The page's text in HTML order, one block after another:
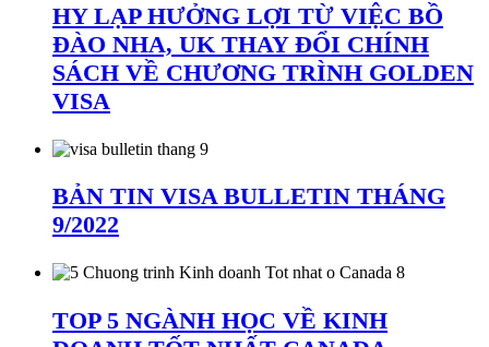
HY LẠP HƯỞNG LỢI TỪ VIỆC BỒ
ĐÀO NHA, UK THAY ĐỔI CHÍNH
SÁCH VỀ CHƯƠNG TRÌNH GOLDEN
VISA
BẢN TIN VISA BULLETIN THÁNG
9/2022
TOP 5 NGÀNH HỌC VỀ KINH